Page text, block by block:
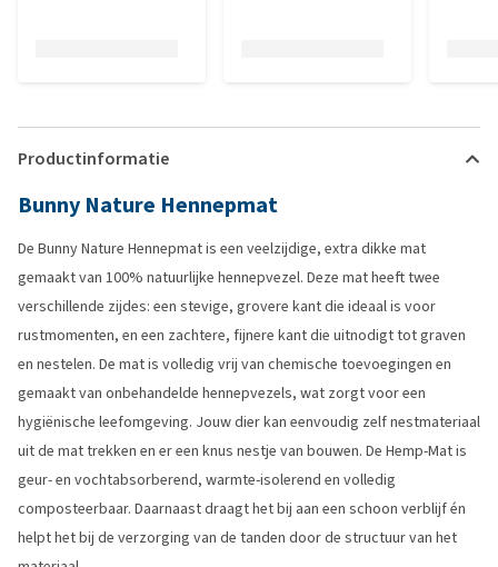
Productinformatie
Bunny Nature Hennepmat
De Bunny Nature Hennepmat is een veelzijdige, extra dikke mat
gemaakt van 100% natuurlijke hennepvezel. Deze mat heeft twee
verschillende zijdes: een stevige, grovere kant die ideaal is voor
rustmomenten, en een zachtere, fijnere kant die uitnodigt tot graven
en nestelen. De mat is volledig vrij van chemische toevoegingen en
gemaakt van onbehandelde hennepvezels, wat zorgt voor een
hygiënische leefomgeving. Jouw dier kan eenvoudig zelf nestmateriaal
uit de mat trekken en er een knus nestje van bouwen. De Hemp-Mat is
geur- en vochtabsorberend, warmte-isolerend en volledig
composteerbaar. Daarnaast draagt het bij aan een schoon verblijf én
helpt het bij de verzorging van de tanden door de structuur van het